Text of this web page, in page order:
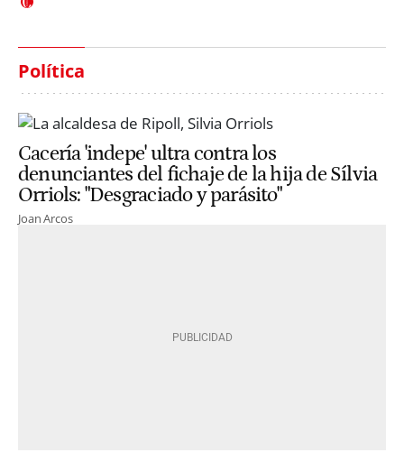
Política
Cacería 'indepe' ultra contra los
denunciantes del fichaje de la hija de Sílvia
Orriols: "Desgraciado y parásito"
Joan Arcos